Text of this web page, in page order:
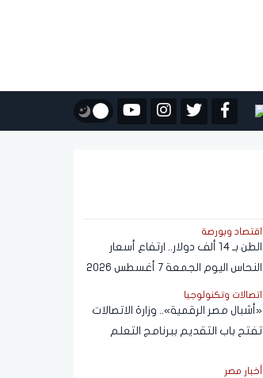
اقتصاد وبورصة
الطن بـ 14 ألف دولار.. ارتفاع أسعار
النحاس اليوم الجمعة 7 أغسطس 2026
اتصالات وتكنولوجيا
«أشبال مصر الرقمية».. وزارة الاتصالات
تفتح باب التقديم ببرنامج التعلم
أخبار مصر